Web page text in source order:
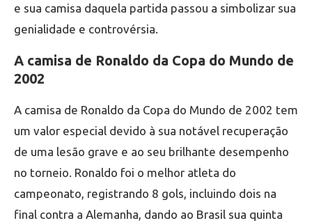
e sua camisa daquela partida passou a simbolizar sua
genialidade e controvérsia.
A camisa de Ronaldo da Copa do Mundo de
2002
A camisa de Ronaldo da Copa do Mundo de 2002 tem
um valor especial devido à sua notável recuperação
de uma lesão grave e ao seu brilhante desempenho
no torneio. Ronaldo foi o melhor atleta do
campeonato, registrando 8 gols, incluindo dois na
final contra a Alemanha, dando ao Brasil sua quinta